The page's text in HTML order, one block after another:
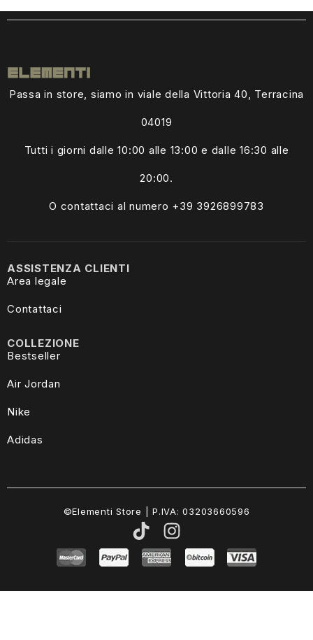
Passa in store, siamo in viale della Vittoria 40, Terracina
04019
Tutti i giorni dalle10:00 alle 13:00 e dalle 16:30 alle
20:00.
O contattaci al numero +39 3926899783
COLLEZIONE
Bestseller
Air Jordan
Nike
Adidas
ASSISTENZA CLIENTI
Area legale
Contattaci
©Elementi Store | P.IVA: 03203660596